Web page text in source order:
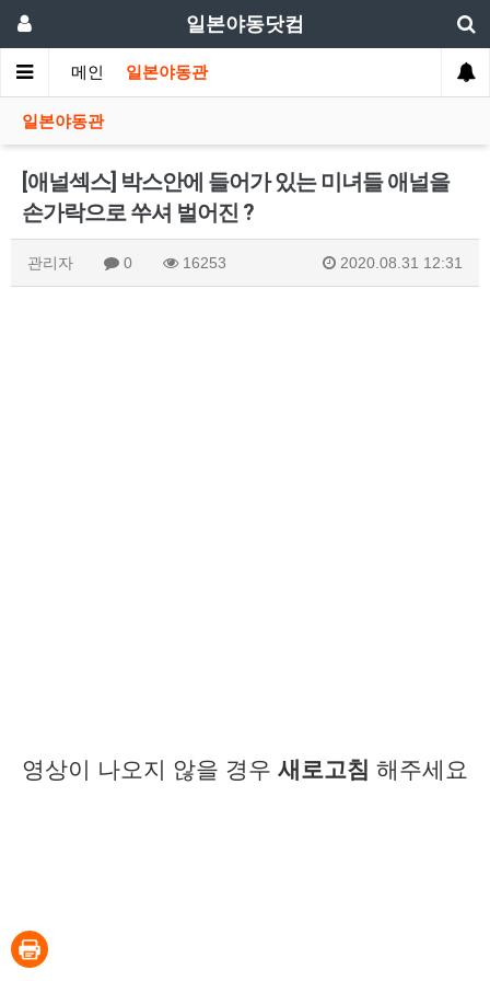
일본야동닷컴
메인 일본야동관
일본야동관
[애널섹스] 박스안에 들어가 있는 미녀들 애널을
손가락으로 쑤셔 벌어진 ?
관리자 0 16253 2020.08.31 12:31
영상이 나오지 않을 경우 새로고침 해주세요